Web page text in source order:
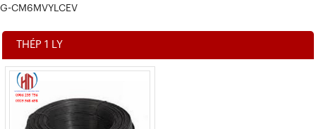
G-CM6MVYLCEV
THÉP 1 LY